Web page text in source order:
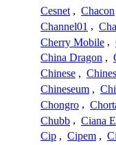
Cesnet , Chacon
Channel01 ,
Cherry Mobile ,
China Dragon ,
Chinese ,
Chineseum ,
Chongro ,
Chubb , Ciana
Cip , Cipem ,